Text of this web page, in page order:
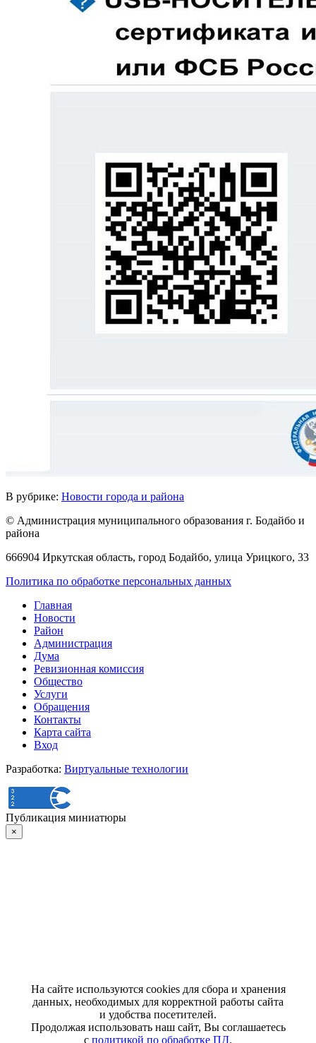
В рубрике: Новости города и района
© Администрация муниципального образования г. Бодайбо и
района
666904 Иркутская область, город Бодайбо, улица Урицкого, 33
Политика по обработке персональных данных
Главная
Новости
Район
Администрация
Дума
Ревизионная комиссия
Общество
Услуги
Обращения
Контакты
Карта сайта
Вход
Разработка: Виртуальные технологии
Публикация миниатюры
×
На сайте используются cookies для сбора и хранения
данных, необходимых для корректной работы сайта
и удобства посетителей.
Продолжая использовать наш сайт, Вы соглашаетесь
с политикой по обработке ПД.